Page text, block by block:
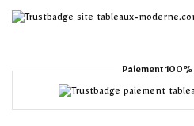
Paiement